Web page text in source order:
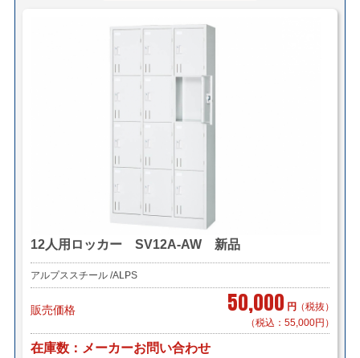
12人用ロッカー SV12A-AW 新品
アルプススチール /ALPS
販売価格 50,000 円 （税抜）
（税込：55,000円）
在庫数 メーカーお問い合わせ